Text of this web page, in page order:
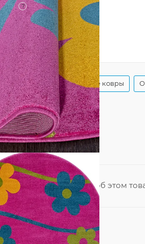
?
Гладкий
80
150
ковры Детские розовые ковры
своим мнением об этом